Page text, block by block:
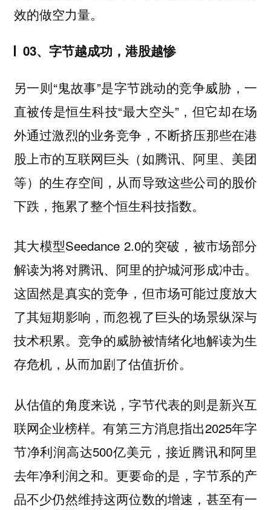
效的做空力量。
03、字节越成功，港股越惨
另一则“鬼故事”是字节跳动的竞争威胁，一
直被传是恒生科技“最大空头”，但它却在场
外通过激烈的业务竞争，不断挤压那些在港
股上市的互联网巨头（如腾讯、阿里、美团
等）的生存空间，从而导致这些公司的股价
下跌，拖累了整个恒生科技指数。
其大模型Seedance 2.0的突破，被市场部分
解读为将对腾讯、阿里的护城河形成冲击。
这固然是真实的竞争，但市场可能过度放大
了其短期影响，而忽视了巨头的场景纵深与
技术积累。竞争的威胁被情绪化地解读为生
存危机，从而加剧了估值折价。
从估值的角度来说，字节代表的则是新兴互
联网企业榜样。有第三方消息指出2025年字
节净利润高达500亿美元，接近腾讯和阿里
去年净利润之和。更要命的是，字节系的产
品不少仍然维持这两位数的增速，甚至有一